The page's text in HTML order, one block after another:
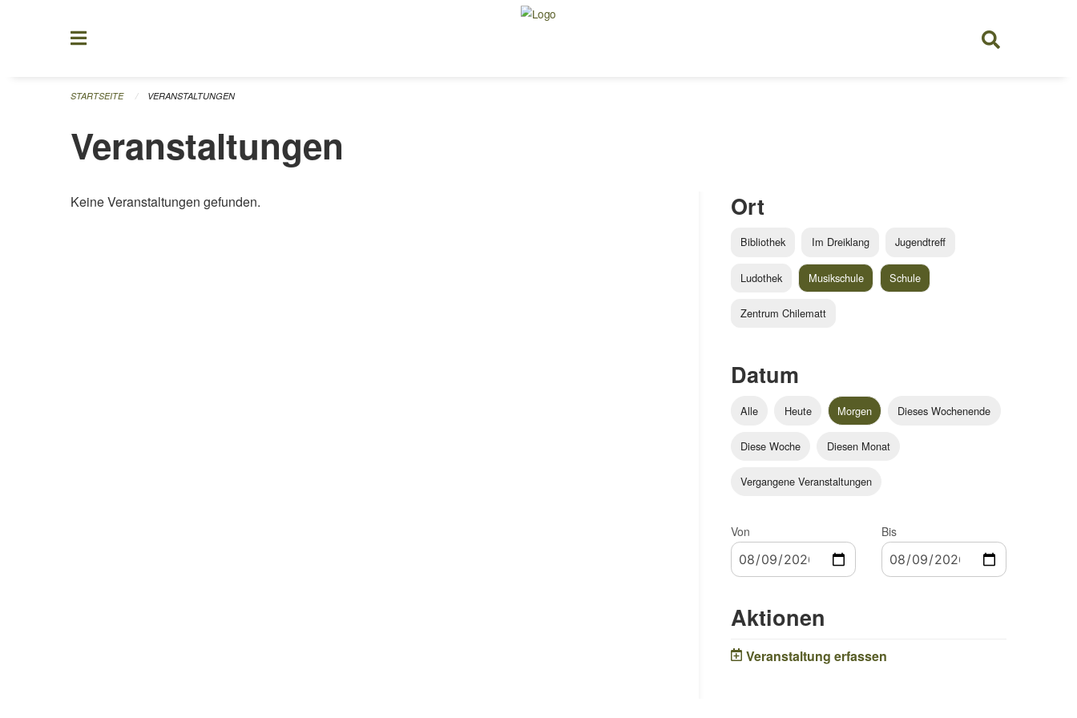
STARTSEITE VERANSTALTUNGEN
Veranstaltungen
Keine Veranstaltungen gefunden. Ort
Bibliothek Im Dreiklang Jugendtreff
Ludothek Musikschule Schule
Zentrum Chilematt
Datum
Alle Heute Morgen Dieses Wochenende
Diese Woche Diesen Monat
Vergangene Veranstaltungen
Von Bis
Aktionen
Veranstaltung erfassen